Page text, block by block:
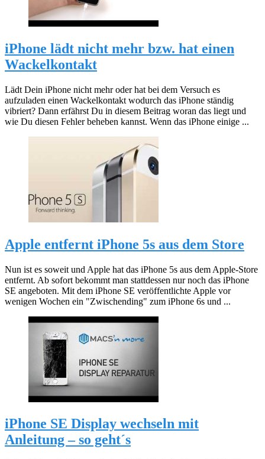
iPhone lädt nicht mehr bzw. hat einen
Wackelkontakt
Lädt Dein iPhone nicht mehr oder hat bei dem Versuch es
aufzuladen einen Wackelkontakt wodurch das iPhone ständig
vibriert? Dann erfährst Du in diesem Beitrag woran das liegt und
wie Du diesen Fehler beheben kannst. Wenn das iPhone einige ...
Apple entfernt iPhone 5s aus dem Store
Nun ist es soweit und Apple hat das iPhone 5s aus dem Apple-Store
entfernt. Ab sofort bekommt man stattdessen nur noch das iPhone
SE angeboten. Mit dem iPhone SE veröffentlichte Apple vor
wenigen Wochen ein "Zwischending" zum iPhone 6s und ...
iPhone SE Display wechseln mit
Anleitung – so geht´s